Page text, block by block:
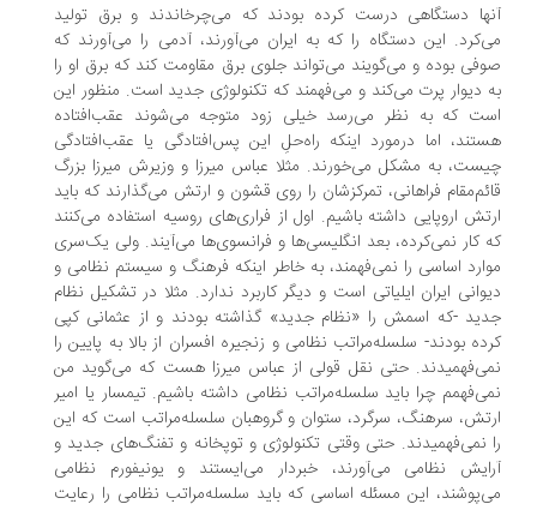
دستگاهی درست کرده بودند که می‌چرخاندند و برق تولید
این دستگاه را که به ایران می‌آورند، آدمی را می‌آورند که
بوده و می‌گویند می‌تواند جلوی برق مقاومت کند که برق او را
دیوار پرت می‌کند و می‌فهمند که تکنولوژی جدید است. منظور این
که به نظر می‌رسد خیلی زود متوجه می‌شوند عقب‌افتاده
اما درمورد اینکه راه‌حلِ این پس‌افتادگی یا عقب‌افتادگی
به مشکل می‌خورند. مثلا عباس میرزا و وزیرش میرزا بزرگ
فراهانی، تمرکزشان را روی قشون و ارتش می‌گذارند که باید
اروپایی داشته باشیم. اول از فراری‌های روسیه استفاده می‌کنند
کار نمی‌کرده، بعد انگلیسی‌ها و فرانسوی‌ها می‌آیند. ولی یک‌سری
اساسی را نمی‌فهمند، به خاطر اینکه فرهنگ و سیستم نظامی و
ایران ایلیاتی است و دیگر کاربرد ندارد. مثلا در تشکیل نظام
-که اسمش را «نظام جدید» گذاشته بودند و از عثمانی کپی
بودند- سلسله‌مراتب نظامی و زنجیره افسران از بالا به پایین را
حتی نقل‌ قولی از عباس میرزا هست که می‌گوید من
چرا باید سلسله‌مراتب نظامی داشته باشیم. تیمسار یا امیر
سرهنگ، سرگرد، ستوان و گروهبان سلسله‌مراتب است که این
نمی‌فهمیدند. حتی وقتی تکنولوژی و توپخانه و تفنگ‌های جدید و
نظامی می‌آورند، خبردار می‌ایستند و یونیفورم نظامی
این مسئله اساسی که باید سلسله‌مراتب نظامی را رعایت